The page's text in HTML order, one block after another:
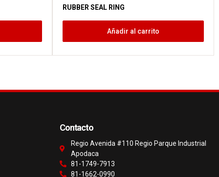
RUBBER SEAL RING
Añadir al carrito
Contacto
Regio Avenida #110 Regio Parque Industrial
Apodaca
81-1749-7913
81-1662-0990